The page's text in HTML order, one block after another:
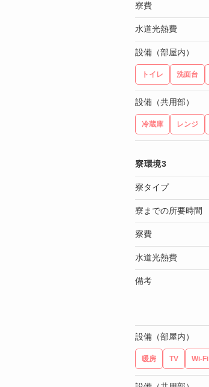
寮費
水道光熱費
設備（部屋内）
トイレ 洗面台
設備（共用部）
冷蔵庫 レンジ
寮環境3
寮タイプ
寮までの所要時間
寮費
水道光熱費
備考
設備（部屋内）
暖房 TV Wi-Fi